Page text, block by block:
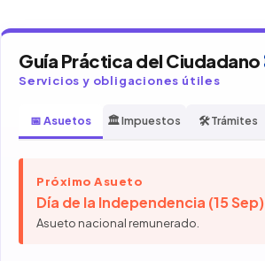
Guía Práctica del Ciudadano
Servicios y obligaciones útiles
📅 Asuetos 🏛️ Impuestos 🛠️ Trámites
Próximo Asueto
Día de la Independencia (15 Sep)
Asueto nacional remunerado.